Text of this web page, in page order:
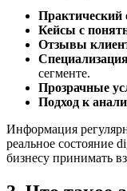
Практический
Кейсы с
Отзывы
сегменте.
Прозрачные
Подход к
Информация
реальное состояние
бизнесу принимать